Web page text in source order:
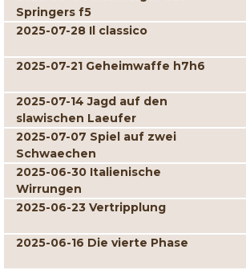
Springers f5
2025-07-28 Il classico
2025-07-21 Geheimwaffe h7h6
2025-07-14 Jagd auf den
slawischen Laeufer
2025-07-07 Spiel auf zwei
Schwaechen
2025-06-30 Italienische
Wirrungen
2025-06-23 Vertripplung
2025-06-16 Die vierte Phase